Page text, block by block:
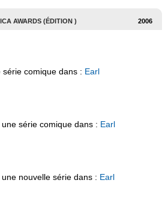
AWARDS (ÉDITION ) 2006
comique dans : Earl
série comique dans : Earl
nouvelle série dans : Earl